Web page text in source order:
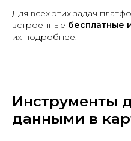
Для всех этих задач
встроенные бесплатные
их подробнее.
Инструменты
данными в